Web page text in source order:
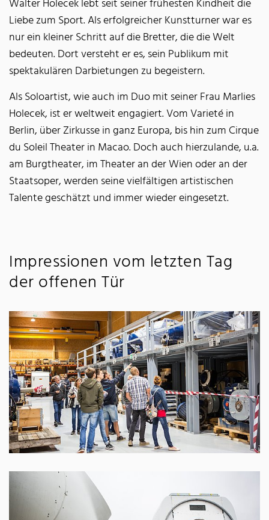
Walter Holecek lebt seit seiner frühesten Kindheit die
Liebe zum Sport. Als erfolgreicher Kunstturner war es
nur ein kleiner Schritt auf die Bretter, die die Welt
bedeuten. Dort versteht er es, sein Publikum mit
spektakulären Darbietungen zu begeistern.
Als Soloartist, wie auch im Duo mit seiner Frau Marlies
Holecek, ist er weltweit engagiert. Vom Varieté in
Berlin, über Zirkusse in ganz Europa, bis hin zum Cirque
du Soleil Theater in Macao. Doch auch hierzulande, u.a.
am Burgtheater, im Theater an der Wien oder an der
Staatsoper, werden seine vielfältigen artistischen
Talente geschätzt und immer wieder eingesetzt.
Impressionen vom letzten Tag
der offenen Tür